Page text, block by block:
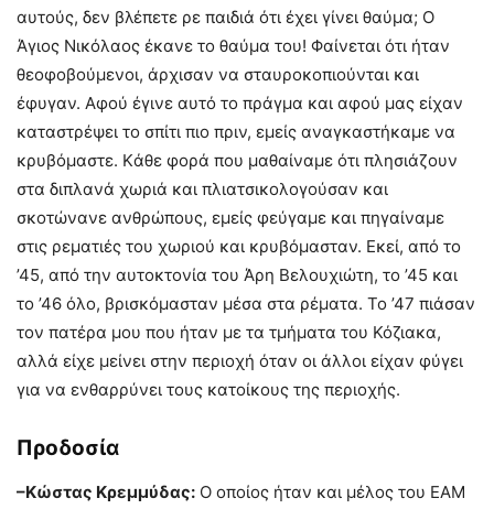
αυτούς, δεν βλέπετε ρε παιδιά ότι έχει γίνει θαύμα; Ο
Άγιος Νικόλαος έκανε το θαύμα του! Φαίνεται ότι ήταν
θεοφοβούμενοι, άρχισαν να σταυροκοπιούνται και
έφυγαν. Αφού έγινε αυτό το πράγμα και αφού μας είχαν
καταστρέψει το σπίτι πιο πριν, εμείς αναγκαστήκαμε να
κρυβόμαστε. Kάθε φορά που μαθαίναμε ότι πλησιάζουν
στα διπλανά χωριά και πλιατσικολογούσαν και
σκοτώνανε ανθρώπους, εμείς φεύγαμε και πηγαίναμε
στις ρεματιές του χωριού και κρυβόμασταν. Εκεί, από το
’45, από την αυτοκτονία του Άρη Βελουχιώτη, το ’45 και
το ’46 όλο, βρισκόμασταν μέσα στα ρέματα. Το ’47 πιάσαν
τον πατέρα μου που ήταν με τα τμήματα του Κόζιακα,
αλλά είχε μείνει στην περιοχή όταν οι άλλοι είχαν φύγει
για να ενθαρρύνει τους κατοίκους της περιοχής.
Προδοσία
–Κώστας Κρεμμύδας: Ο οποίος ήταν και μέλος του ΕΑΜ